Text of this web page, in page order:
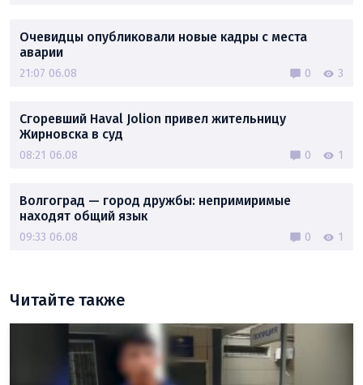
Очевидцы опубликовали новые кадры с места
аварии
21:07 06.08 0 3
Сгоревший Haval Jolion привел жительницу
Жирновска в суд
08:21 06.08 0 1
Волгоград — город дружбы: непримиримые
находят общий язык
09:33 06.08 0 1
Читайте также